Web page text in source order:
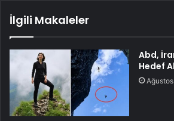
İlgili Makaleler
Abd,
Hedef